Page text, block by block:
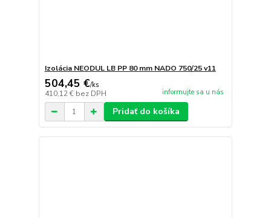
Izolácia NEODUL LB PP 80 mm NADO 750/25 v11
504,45 €/ks
410,12 € bez DPH informujte sa u nás
Pridať do košíka